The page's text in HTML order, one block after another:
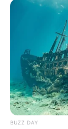
ΧΑΛΚΙΔΑ
BUZZ DAY